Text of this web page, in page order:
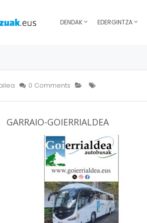
DENDAK EDERGINTZA
0 Comments
GARRAIO-GOIERRIALDEA